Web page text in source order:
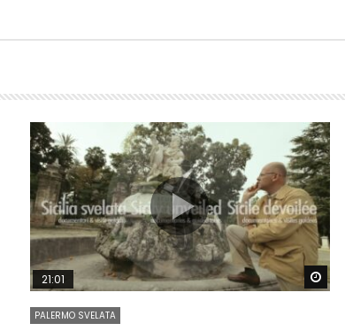
Watch Later
21:01
PALERMO SVELATA